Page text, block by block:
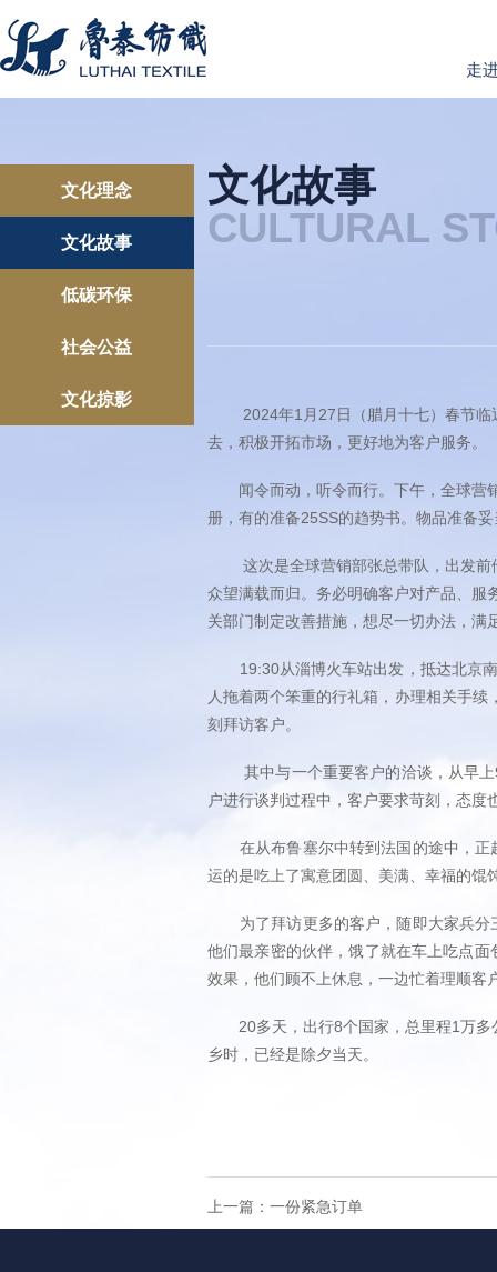
走
文化理念
文化故事
低碳环保
社会公益
文化掠影
文化故事
CULTURAL
2024年1月27日（腊月十七）春节临近
去，积极开拓市场，更好地为客户服务。
闻令而动，听令而行。下午，全球营销
册，有的准备25SS的趋势书。物品准备
这次是全球营销部张总带队，出发前他
众望满载而归。务必明确客户对产品、服
关部门制定改善措施，想尽一切办法，满
19:30从淄博火车站出发，抵达北京南
人拖着两个笨重的行礼箱，办理相关手
刻拜访客户。
其中与一个重要客户的洽谈，从早上9
户进行谈判过程中，客户要求苛刻，态
在从布鲁塞尔中转到法国的途中，正
运的是吃上了寓意团圆、美满、幸福的馄
为了拜访更多的客户，随即大家兵分
他们最亲密的伙伴，饿了就在车上吃点
效果，他们顾不上休息，一边忙着理顺
20多天，出行8个国家，总里程1万多
乡时，已经是除夕当天。
上一篇： 一份紧急订单